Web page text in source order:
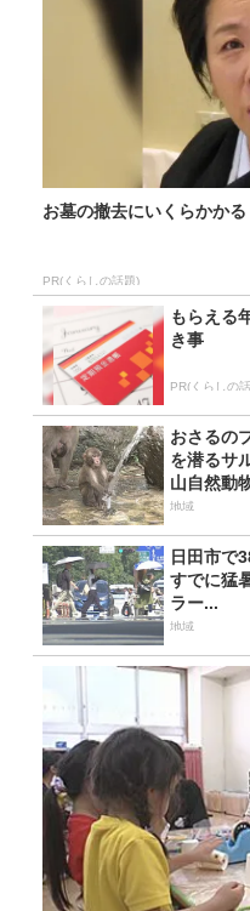
お墓の撤去にいくらかか
PR(くらしの話題)
もらえる
き事
PR(くらしの
おさるの
を潜るサ
山自然動
地域
日田市で
すでに猛
ラー...
地域